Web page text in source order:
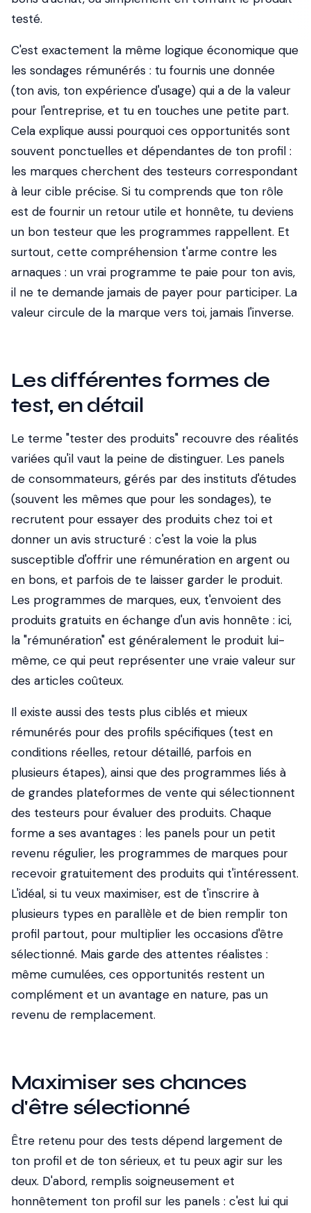
testé.
C'est exactement la même logique économique que
les sondages rémunérés : tu fournis une donnée
(ton avis, ton expérience d'usage) qui a de la valeur
pour l'entreprise, et tu en touches une petite part.
Cela explique aussi pourquoi ces opportunités sont
souvent ponctuelles et dépendantes de ton profil :
les marques cherchent des testeurs correspondant
à leur cible précise. Si tu comprends que ton rôle
est de fournir un retour utile et honnête, tu deviens
un bon testeur que les programmes rappellent. Et
surtout, cette compréhension t'arme contre les
arnaques : un vrai programme te paie pour ton avis,
il ne te demande jamais de payer pour participer. La
valeur circule de la marque vers toi, jamais l'inverse.
Les différentes formes de
test, en détail
Le terme "tester des produits" recouvre des réalités
variées qu'il vaut la peine de distinguer. Les panels
de consommateurs, gérés par des instituts d'études
(souvent les mêmes que pour les sondages), te
recrutent pour essayer des produits chez toi et
donner un avis structuré : c'est la voie la plus
susceptible d'offrir une rémunération en argent ou
en bons, et parfois de te laisser garder le produit.
Les programmes de marques, eux, t'envoient des
produits gratuits en échange d'un avis honnête : ici,
la "rémunération" est généralement le produit lui-
même, ce qui peut représenter une vraie valeur sur
des articles coûteux.
Il existe aussi des tests plus ciblés et mieux
rémunérés pour des profils spécifiques (test en
conditions réelles, retour détaillé, parfois en
plusieurs étapes), ainsi que des programmes liés à
de grandes plateformes de vente qui sélectionnent
des testeurs pour évaluer des produits. Chaque
forme a ses avantages : les panels pour un petit
revenu régulier, les programmes de marques pour
recevoir gratuitement des produits qui t'intéressent.
L'idéal, si tu veux maximiser, est de t'inscrire à
plusieurs types en parallèle et de bien remplir ton
profil partout, pour multiplier les occasions d'être
sélectionné. Mais garde des attentes réalistes :
même cumulées, ces opportunités restent un
complément et un avantage en nature, pas un
revenu de remplacement.
Maximiser ses chances
d'être sélectionné
Être retenu pour des tests dépend largement de
ton profil et de ton sérieux, et tu peux agir sur les
deux. D'abord, remplis soigneusement et
honnêtement ton profil sur les panels : c'est lui qui